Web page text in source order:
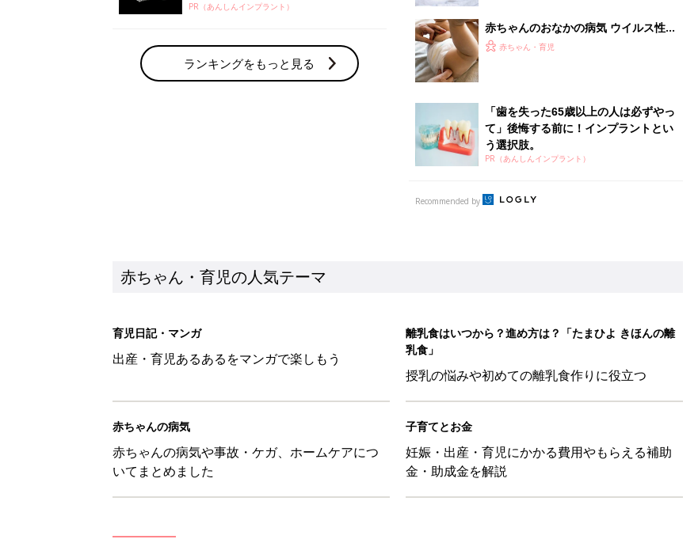
PR（あんしんインプラント）
ランキングをもっと見る
赤ちゃんのおなかの病気 ウイルス性
胃腸炎・乳児下痢症の症状とケア【医
赤ちゃん・育児
「歯を失った65歳以上の人は必ずやっ
て」後悔する前に！インプラントとい
う選択肢。
PR（あんしんインプラント）
Recommended by
赤ちゃん・育児の人気テーマ
育児日記・マンガ
出産・育児あるあるをマンガで楽しもう
離乳食はいつから？進め方は？「たまひよ きほんの離
乳食」
授乳の悩みや初めての離乳食作りに役立つ
赤ちゃんの病気
赤ちゃんの病気や事故・ケガ、ホームケアにつ
いてまとめました
子育てとお金
妊娠・出産・育児にかかる費用やもらえる補助
金・助成金を解説